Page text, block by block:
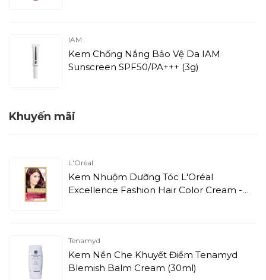
IAM
Kem Chống Nắng Bảo Vệ Da IAM
Sunscreen SPF50/PA+++ (3g)
Khuyến mãi
L'Oréal
Kem Nhuộm Dưỡng Tóc L'Oréal
Excellence Fashion Hair Color Cream -
Tenamyd
Kem Nền Che Khuyết Điểm Tenamyd
Blemish Balm Cream (30ml)